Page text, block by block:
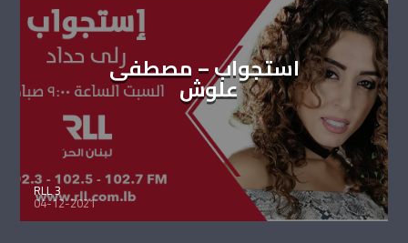
استجواب – مصطفى
علوش
RLL 3
04-12-2021